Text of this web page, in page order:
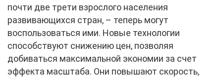
почти две трети взрослого населения
развивающихся стран, – теперь могут
воспользоваться ими. Новые технологии
способствуют снижению цен, позволяя
добиваться максимальной экономии за счет
эффекта масштаба. Они повышают скорость,